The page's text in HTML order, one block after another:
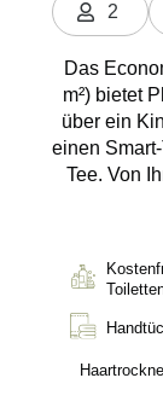
2
Das
m²) bietet
über ein
einen
Tee. Von